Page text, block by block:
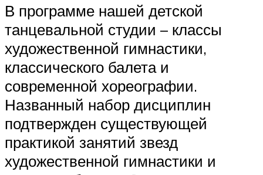
В программе нашей детской
танцевальной студии – классы
художественной гимнастики,
классического балета и
современной хореографии.
Названный набор дисциплин
подтвержден существующей
практикой занятий звезд
художественной гимнастики и